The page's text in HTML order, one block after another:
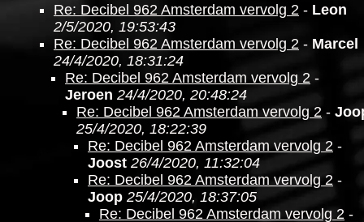
Re: Decibel 962 Amsterdam vervolg 2 - Leon
2/5/2020, 19:53:43
Re: Decibel 962 Amsterdam vervolg 2 - Marcel
24/4/2020, 18:31:24
Re: Decibel 962 Amsterdam vervolg 2 -
Jeroen 24/4/2020, 20:48:24
Re: Decibel 962 Amsterdam vervolg 2 -
25/4/2020, 18:22:39
Re: Decibel 962 Amsterdam vervolg 2 -
Joost 26/4/2020, 11:32:04
Re: Decibel 962 Amsterdam vervolg 2 -
Joop 25/4/2020, 18:37:05
Re: Decibel 962 Amsterdam vervolg 2 -